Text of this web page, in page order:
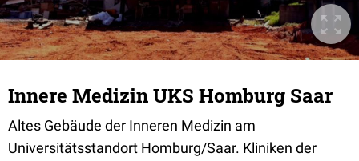
Innere Medizin UKS Homburg Saar
Altes Gebäude der Inneren Medizin am
Universitätsstandort Homburg/Saar. Kliniken der